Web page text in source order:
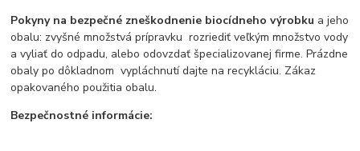
Pokyny na bezpečné zneškodnenie biocídneho výrobku a jeho
obalu: zvyšné množstvá prípravku rozriediť veľkým množstvo vody
a vyliať do odpadu, alebo odovzdať špecializovanej firme. Prázdne
obaly po dôkladnom vypláchnutí dajte na recykláciu. Zákaz
opakovaného použitia obalu.
Bezpečnostné informácie: